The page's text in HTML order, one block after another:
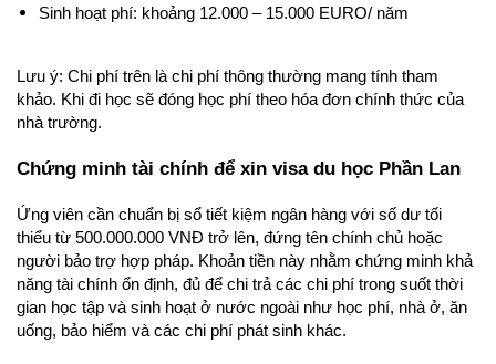
Sinh hoạt phí: khoảng 12.000 – 15.000 EURO/ năm
Lưu ý: Chi phí trên là chi phí thông thường mang tính tham
khảo. Khi đi học sẽ đóng học phí theo hóa đơn chính thức của
nhà trường.
Chứng minh tài chính để xin visa du học Phần Lan
Ứng viên cần chuẩn bị sổ tiết kiệm ngân hàng với số dư tối
thiểu từ 500.000.000 VNĐ trở lên, đứng tên chính chủ hoặc
người bảo trợ hợp pháp. Khoản tiền này nhằm chứng minh khả
năng tài chính ổn định, đủ để chi trả các chi phí trong suốt thời
gian học tập và sinh hoạt ở nước ngoài như học phí, nhà ở, ăn
uống, bảo hiểm và các chi phí phát sinh khác.